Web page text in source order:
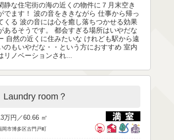
静な住宅街の海の近くの物件に７月末空き
でます！ 波の音をききながら 仕事から帰っ
くる 波の音には心を癒し落ちつかせる効果
あるそうです。 都会すぎる場所はいやだな
自然の近くに住みたいな けれども駅から遠
のもいやだな・・という方におすすめ 室内
リノベーションされ...
Laundry room？
万円／60.66 ㎡
岡市博多区古門戸町